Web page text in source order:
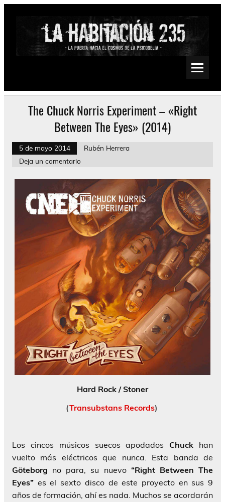
Saltar
Psychedelic, Stoner, Doom, Sludge, Fuzz, Space, Drone
The Chuck Norris Experiment – «Right
Between The Eyes» (2014)
5 de mayo 2014
Rubén Herrera
Deja un comentario
Hard Rock / Stoner
(Transubstans Records)
Los cincos músicos suecos apodadosChuck han
vuelto más eléctricos que nunca. Esta banda de
Göteborg no para, su nuevo “Right Between The
Eyes” es el sexto disco de este proyecto en sus 9
años de formación, ahí es nada. Muchos se acordarán